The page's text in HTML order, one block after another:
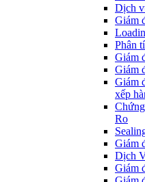
Dịch
Giám
Phân
​Giám
Giám
​Giám
xếp
Ro
Giám
Dịch
Giám